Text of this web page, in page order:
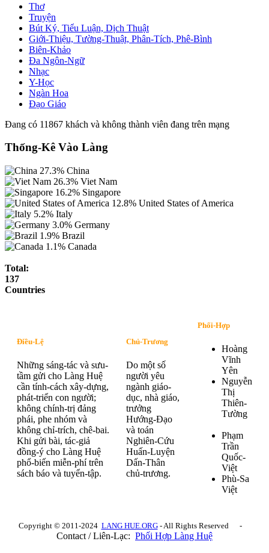
Thơ
Truyện
Bút Ký, Tiểu Luận, Dịch Thuật
Giới-Thiệu, Tường-Thuật, Phân-Tích, Phê-Bình
Biên-Khảo
Đa Ngôn-Ngữ
Nhạc
Y-Học
Ngàn Hoa
Đạo Giáo
Đang có 11867 khách và không thành viên đang trên mạng
Thống-Kê Vào Làng
27.3% China
26.3% Viet Nam
16.2% Singapore
12.8% United States of America
5.2% Italy
3.0% Germany
1.9% Brazil
1.1% Canada
Total:
137
Countries
Điều-Lệ
Những sáng-tác và sưu-
tầm gửi cho Làng Huệ
cần tính-cách xây-dựng,
phát-triển con người;
không chính-trị đảng
phái, phe nhóm và
không chỉ-trích, chê-bai.
Khi gửi bài, tác-giả
đồng-ý cho Làng Huệ
phổ-biến miễn-phí trên
sách báo và tuyển-tập.
Chủ-Trương
Do một số
người yêu
ngành giáo-
dục, nhà giáo,
trưởng
Hướng-Đạo
và toán
Nghiên-Cứu
Huấn-Luyện
Dấn-Thân
chủ-trương.
Phối-Hợp
Hoàng
Vĩnh
Yên
Nguyễn
Thị
Thiên-
Tường
Phạm
Trần
Quốc-
Việt
Phù-Sa
Việt
Copyright © 2011-2024 LANG HUE.ORG- All Rights Reserved -
Contact / Liên-Lạc: Phối Hợp Làng Huệ